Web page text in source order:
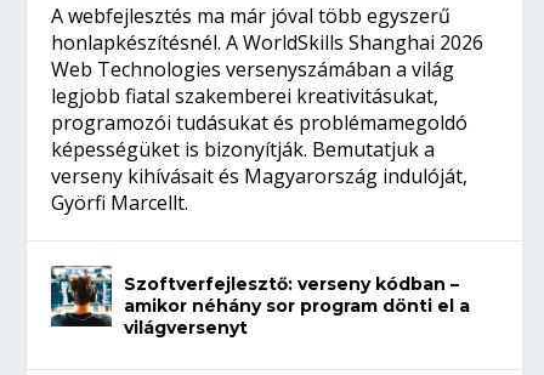
A webfejlesztés ma már jóval több egyszerű
honlapkészítésnél. A WorldSkills Shanghai 2026
Web Technologies versenyszámában a világ
legjobb fiatal szakemberei kreativitásukat,
programozói tudásukat és problémamegoldó
képességüket is bizonyítják. Bemutatjuk a
verseny kihívásait és Magyarország indulóját,
Györfi Marcellt.
Szoftverfejlesztő: verseny kódban –
amikor néhány sor program dönti el a
világversenyt